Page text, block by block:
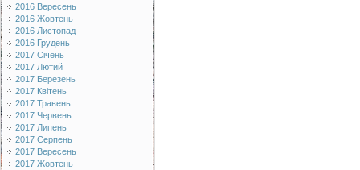
2016 Вересень
2016 Жовтень
2016 Листопад
2016 Грудень
2017 Січень
2017 Лютий
2017 Березень
2017 Квітень
2017 Травень
2017 Червень
2017 Липень
2017 Серпень
2017 Вересень
2017 Жовтень